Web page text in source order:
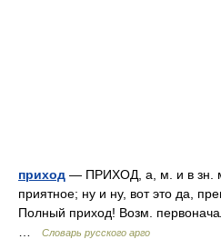
приход — ПРИХОД, а, м. и в зн.
приятное; ну и ну, вот это да,
Полный приход! Возм.
Словарь русского арго